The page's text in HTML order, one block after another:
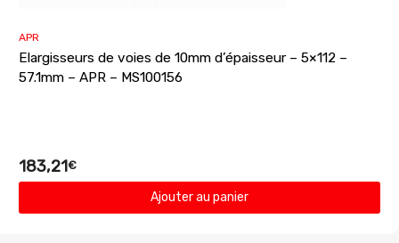
APR
Elargisseurs de voies de 10mm d’épaisseur – 5×112 –
57.1mm – APR – MS100156
183,21€
Ajouter au panier